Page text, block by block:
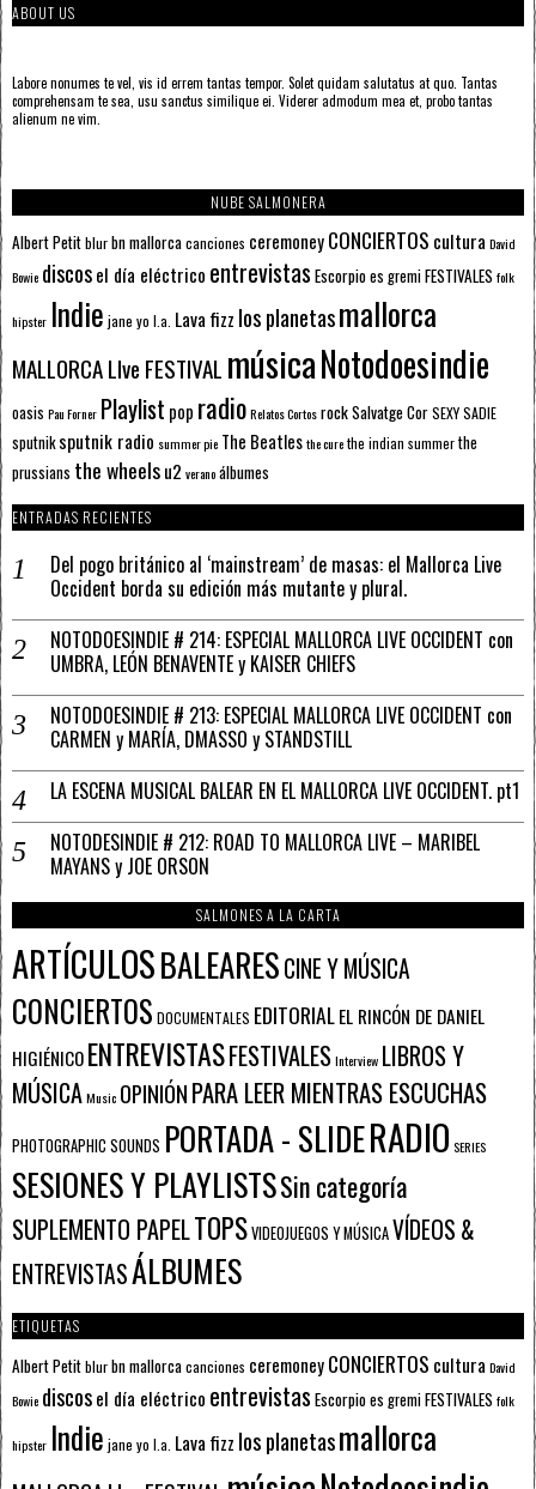
ABOUT US
Labore nonumes te vel, vis id errem tantas tempor. Solet quidam salutatus at quo. Tantas
comprehensam te sea, usu sanctus similique ei. Viderer admodum mea et, probo tantas
alienum ne vim.
NUBE SALMONERA
Albert Petitblurbn mallorcacanciones ceremoneyCONCIERTOS cultura David
Bowie discosel día eléctrico entrevistas Escorpioes gremiFESTIVALES folk
hipster Indie jane yo l.a. Lava fizz los planetasmallorca
MALLORCA LIve FESTIVAL músicaNotodoesindie
oasis Pau Forner Playlist pop radioRelatos CortosrockSalvatge CorSEXY SADIE
sputnik sputnik radio summer pie The Beatlesthe curethe indian summerthe
prussians the wheelsu2 veranoálbumes
ENTRADAS RECIENTES
Del pogo británico al ‘mainstream’ de masas: el Mallorca Live
Occident borda su edición más mutante y plural.
NOTODOESINDIE # 214: ESPECIAL MALLORCA LIVE OCCIDENT con
UMBRA, LEÓN BENAVENTE y KAISER CHIEFS
NOTODOESINDIE # 213: ESPECIAL MALLORCA LIVE OCCIDENT con
CARMEN y MARÍA, DMASSO y STANDSTILL
LA ESCENA MUSICAL BALEAR EN EL MALLORCA LIVE OCCIDENT. pt1
NOTODESINDIE # 212: ROAD TO MALLORCA LIVE – MARIBEL
MAYANS y JOE ORSON
SALMONES A LA CARTA
ARTÍCULOSBALEARESCINE Y MÚSICA
CONCIERTOS DOCUMENTALES EDITORIALEL RINCÓN DE DANIEL
HIGIÉNICOENTREVISTASFESTIVALESInterview LIBROS Y
MÚSICAMusic OPINIÓNPARA LEER MIENTRAS ESCUCHAS
PHOTOGRAPHIC SOUNDS PORTADA - SLIDERADIO SERIES
SESIONES Y PLAYLISTSSin categoría
SUPLEMENTO PAPELTOPSVIDEOJUEGOS Y MÚSICAVÍDEOS &
ENTREVISTASÁLBUMES
ETIQUETAS
Albert Petitblurbn mallorcacanciones ceremoneyCONCIERTOS cultura David
Bowie discosel día eléctrico entrevistas Escorpioes gremiFESTIVALES folk
hipster Indie jane yo l.a. Lava fizz los planetasmallorca